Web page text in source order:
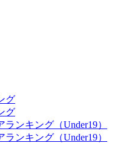
グ
グ
ンキング（Under19）
ンキング（Under19）